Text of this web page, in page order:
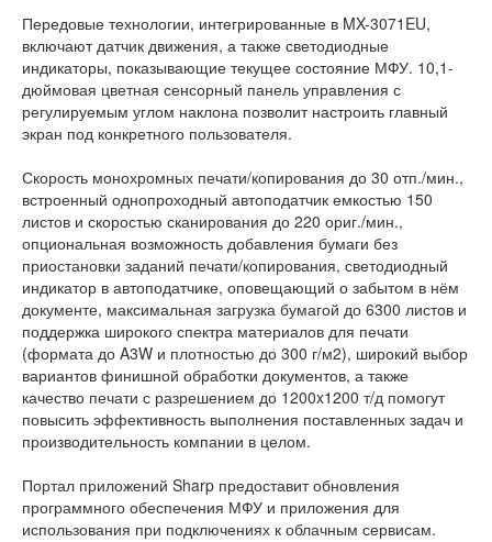
Передовые технологии, интегрированные в MX-3071EU,
включают датчик движения, а также светодиодные
индикаторы, показывающие текущее состояние МФУ. 10,1-
дюймовая цветная сенсорный панель управления с
регулируемым углом наклона позволит настроить главный
экран под конкретного пользователя.
Скорость монохромных печати/копирования до 30 отп./мин.,
встроенный однопроходный автоподатчик емкостью 150
листов и скоростью сканирования до 220 ориг./мин.,
опциональная возможность добавления бумаги без
приостановки заданий печати/копирования, светодиодный
индикатор в автоподатчике, оповещающий о забытом в нём
документе, максимальная загрузка бумагой до 6300 листов и
поддержка широкого спектра материалов для печати
(формата до A3W и плотностью до 300 г/м2), широкий выбор
вариантов финишной обработки документов, а также
качество печати с разрешением до 1200x1200 т/д помогут
повысить эффективность выполнения поставленных задач и
производительность компании в целом.
Портал приложений Sharp предоставит обновления
программного обеспечения МФУ и приложения для
использования при подключениях к облачным сервисам.